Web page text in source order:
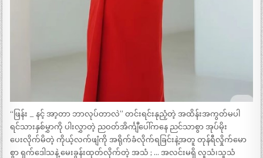
“ဖြန်း _ နင့် အာ့တာ ဘာလုပ်တာလဲ” တင်းရင်းနုညံ့တဲ့ အထိန်းအကွတ်မပါ
ရင်သားနှစ်မွှာကို ပါးလွှာတဲ့ ညဝတ်အိင်္ကျီပေါ်ကနေ ညင်သာစွာ အုပ်မိုး
ပေးလိုက်မိတဲ့ ကိုယ့်လက်ဖျံကို အရိုက်ခံလိုက်ရခြင်းနဲ့အတူ တုန်ရီလှိုက်မော
စွာ ရှက်ဒေါသနဲ့ မေးခွန်းထုတ်လိုက်တဲ့ အသံ ; … အလင်းမရှိ လူသံ၊သူသံ